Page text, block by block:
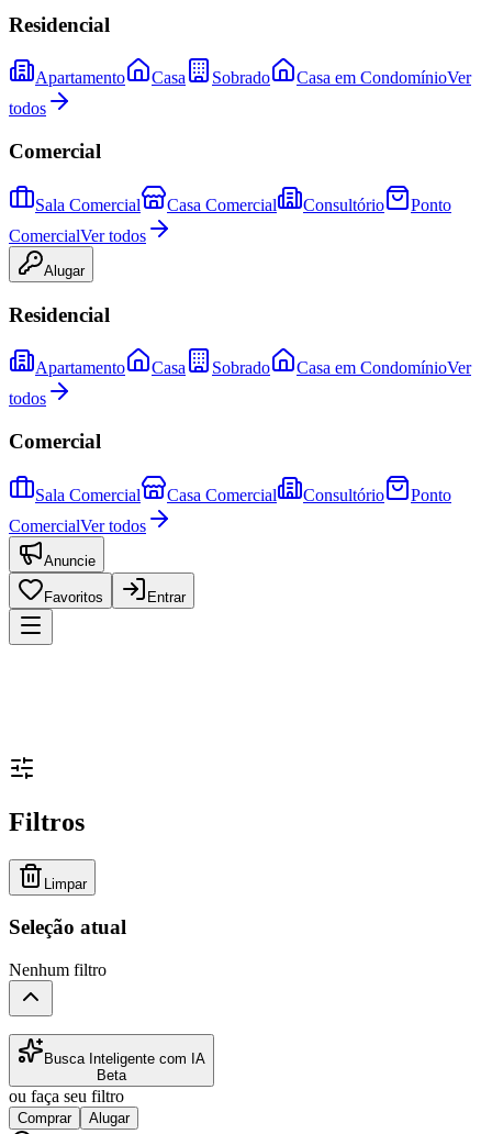
Residencial
Apartamento Casa Sobrado Casa em CondomínioVer
todos
Comercial
Sala Comercial Casa Comercial Consultório
Ponto
ComercialVer todos
Alugar
Residencial
Apartamento Casa Sobrado Casa em CondomínioVer
todos
Comercial
Sala Comercial Casa Comercial Consultório
Ponto
ComercialVer todos
Anuncie
Favoritos Entrar
Filtros
Limpar
Seleção atual
Nenhum filtro
Busca Inteligente com IA
Beta
ou faça seu filtro
Comprar Alugar